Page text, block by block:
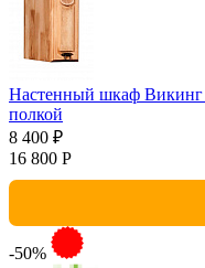
Настенный шкаф Викинг
полкой
8 400 ₽
16 800 Р
-50%